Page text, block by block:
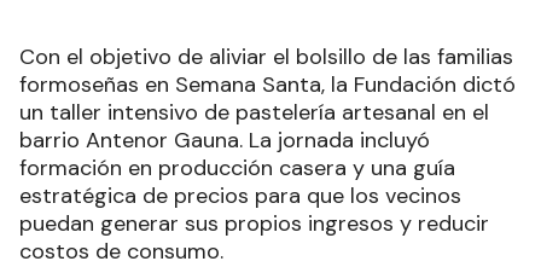
Con el objetivo de aliviar el bolsillo de las familias
formoseñas en Semana Santa, la Fundación dictó
un taller intensivo de pastelería artesanal en el
barrio Antenor Gauna. La jornada incluyó
formación en producción casera y una guía
estratégica de precios para que los vecinos
puedan generar sus propios ingresos y reducir
costos de consumo.